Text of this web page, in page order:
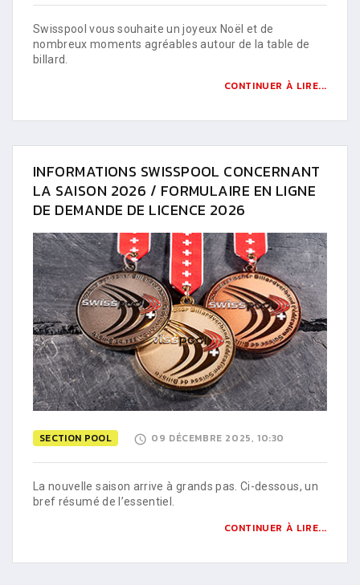
Swisspool vous souhaite un joyeux Noël et de
nombreux moments agréables autour de la table de
billard.
CONTINUER À LIRE...
INFORMATIONS SWISSPOOL CONCERNANT
LA SAISON 2026 / FORMULAIRE EN LIGNE
DE DEMANDE DE LICENCE 2026
SECTION POOL 09 DÉCEMBRE 2025, 10:30
La nouvelle saison arrive à grands pas. Ci-dessous, un
bref résumé de l’essentiel.
CONTINUER À LIRE...